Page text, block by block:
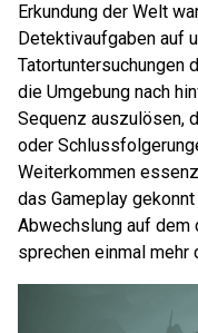
Erkundung der Welt
Detektivaufgaben auf
Tatortuntersuchungen
die Umgebung nach
Sequenz auszulösen,
oder
Weiterkommen
das Gameplay
Abwechslung auf dem
sprechen einmal mehr